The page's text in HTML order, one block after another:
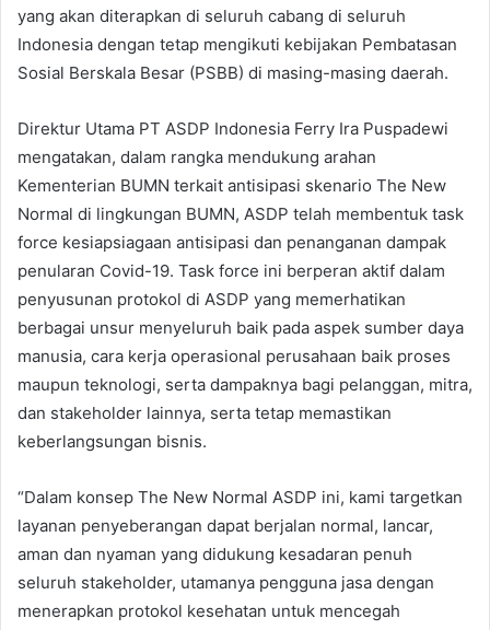
yang akan diterapkan di seluruh cabang di seluruh
Indonesia dengan tetap mengikuti kebijakan Pembatasan
Sosial Berskala Besar (PSBB) di masing-masing daerah.
Direktur Utama PT ASDP Indonesia Ferry Ira Puspadewi
mengatakan, dalam rangka mendukung arahan
Kementerian BUMN terkait antisipasi skenario The New
Normal di lingkungan BUMN, ASDP telah membentuk task
force kesiapsiagaan antisipasi dan penanganan dampak
penularan Covid-19. Task force ini berperan aktif dalam
penyusunan protokol di ASDP yang memerhatikan
berbagai unsur menyeluruh baik pada aspek sumber daya
manusia, cara kerja operasional perusahaan baik proses
maupun teknologi, serta dampaknya bagi pelanggan, mitra,
dan stakeholder lainnya, serta tetap memastikan
keberlangsungan bisnis.
“Dalam konsep The New Normal ASDP ini, kami targetkan
layanan penyeberangan dapat berjalan normal, lancar,
aman dan nyaman yang didukung kesadaran penuh
seluruh stakeholder, utamanya pengguna jasa dengan
menerapkan protokol kesehatan untuk mencegah